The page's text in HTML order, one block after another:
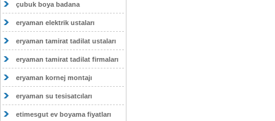
çubuk boya badana
eryaman elektrik ustaları
eryaman tamirat tadilat ustaları
eryaman tamirat tadilat firmaları
eryaman kornej montajı
eryaman su tesisatcıları
etimesgut ev boyama fiyatları